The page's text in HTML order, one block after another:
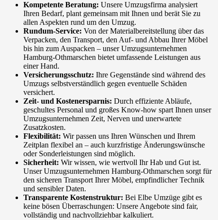
Kompetente Beratung: Unsere Umzugsfirma analysiert
Ihren Bedarf, plant gemeinsam mit Ihnen und berät Sie zu
allen Aspekten rund um den Umzug.
Rundum-Service: Von der Materialbereitstellung über das
Verpacken, den Transport, den Auf- und Abbau Ihrer Möbel
bis hin zum Auspacken – unser Umzugsunternehmen
Hamburg-Othmarschen bietet umfassende Leistungen aus
einer Hand.
Versicherungsschutz: Ihre Gegenstände sind während des
Umzugs selbstverständlich gegen eventuelle Schäden
versichert.
Zeit- und Kostenersparnis: Durch effiziente Abläufe,
geschultes Personal und großes Know-how spart Ihnen unser
Umzugsunternehmen Zeit, Nerven und unerwartete
Zusatzkosten.
Flexibilität: Wir passen uns Ihren Wünschen und Ihrem
Zeitplan flexibel an – auch kurzfristige Änderungswünsche
oder Sonderleistungen sind möglich.
Sicherheit: Wir wissen, wie wertvoll Ihr Hab und Gut ist.
Unser Umzugsunternehmen Hamburg-Othmarschen sorgt für
den sicheren Transport Ihrer Möbel, empfindlicher Technik
und sensibler Daten.
Transparente Kostenstruktur: Bei Elbe Umzüge gibt es
keine bösen Überraschungen: Unsere Angebote sind fair,
vollständig und nachvollziehbar kalkuliert.